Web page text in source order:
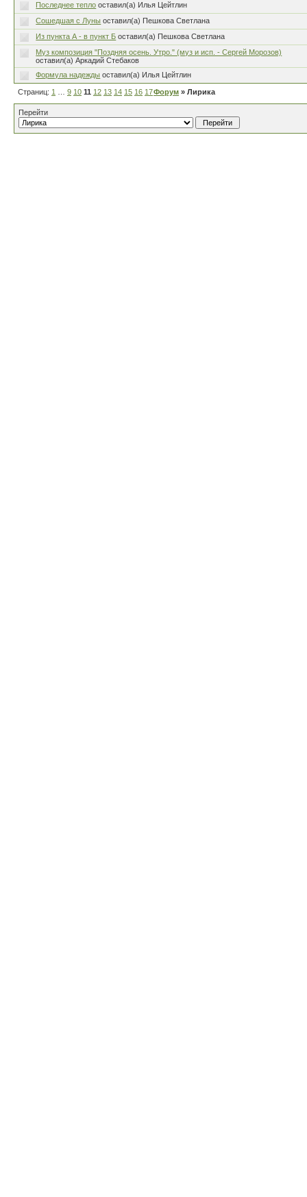
Последнее тепло оставил(а) Илья Цейтлин
Сошедшая с Луны оставил(а) Пешкова Светлана
Из пункта А - в пункт Б оставил(а) Пешкова Светлана
Муз композиция "Поздняя осень. Утро." (муз и исп. - Сергей Морозов)
оставил(а) Аркадий Стебаков
Формула надежды оставил(а) Илья Цейтлин
Страниц: 1 9 10 11 12 13 14 15 16 17…80
Форум » Лирика
Перейти